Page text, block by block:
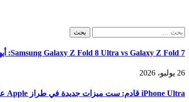
البحث
Samsung Galaxy Z Fold 8 Ultra vs Galaxy Z Fold 7: أيهما مميز قابل للطي يوفر قيمة أفضل
26 يوليو، 2026
iPhone Ultra قادم: ست ميزات جديدة في طراز Apple عالي المستوى